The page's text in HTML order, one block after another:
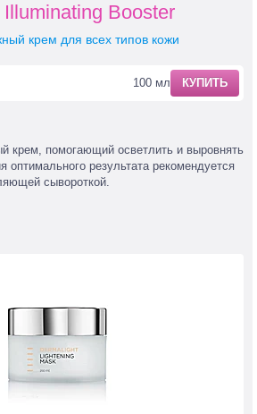
Booster
крем для всех типов кожи
100 мл КУПИТЬ
крем, помогающий осветлить и выровнять
оптимального результата рекомендуется
сывороткой.